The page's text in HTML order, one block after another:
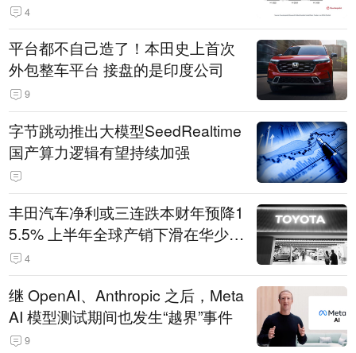
4
平台都不自己造了！本田史上首次
外包整车平台 接盘的是印度公司
9
字节跳动推出大模型SeedRealtime
国产算力逻辑有望持续加强
丰田汽车净利或三连跌本财年预降1
5.5% 上半年全球产销下滑在华少卖
14.3万辆
4
继 OpenAI、Anthropic 之后，Meta
AI 模型测试期间也发生“越界”事件
9